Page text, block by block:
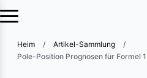
Heim / Artikel-Sammlung
/
Pole-Position Prognosen für Formel